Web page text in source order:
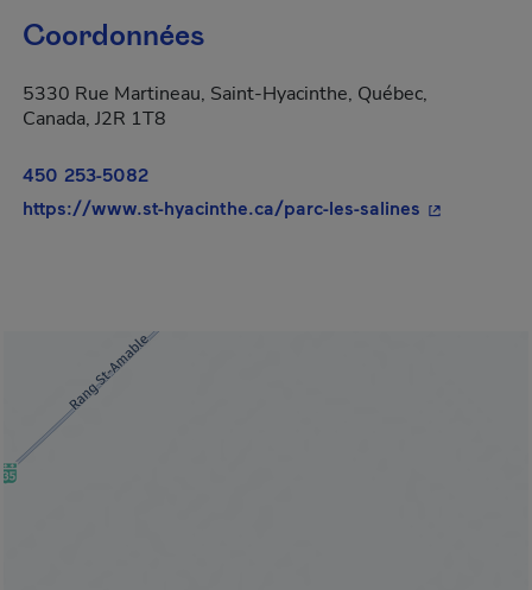
Coordonnées
5330 Rue Martineau, Saint-Hyacinthe, Québec,
Canada, J2R 1T8
450 253-5082
https://www.st-hyacinthe.ca/parc-les-salines - Cet